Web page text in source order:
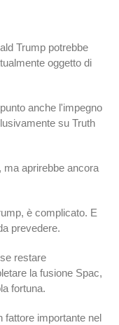
Trump potrebbe
oggetto di
anche l'impegno
su Truth
ma aprirebbe ancora
è complicato. E
prevedere.
restare
la fusione Spac,
fortuna.
fattore importante nel